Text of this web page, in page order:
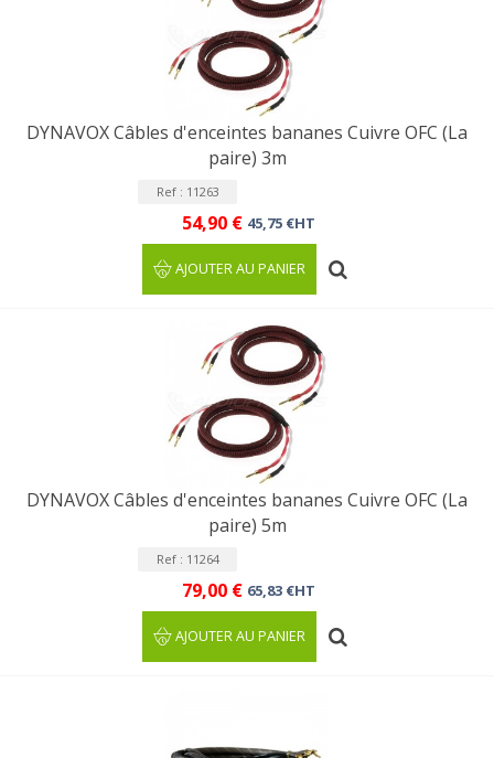
DYNAVOX Câbles d'enceintes bananes Cuivre OFC (La
paire) 3m
Ref : 11263
54,90 € 45,75 €HT
AJOUTER AU PANIER
DYNAVOX Câbles d'enceintes bananes Cuivre OFC (La
paire) 5m
Ref : 11264
79,00 € 65,83 €HT
AJOUTER AU PANIER